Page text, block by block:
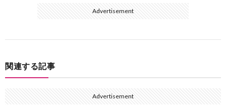
Advertisement
関連する記事
Advertisement